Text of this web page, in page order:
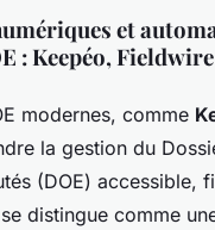
et
: Keepéo,
modernes, comme
la gestion du
(DOE) accessible,
distingue comme